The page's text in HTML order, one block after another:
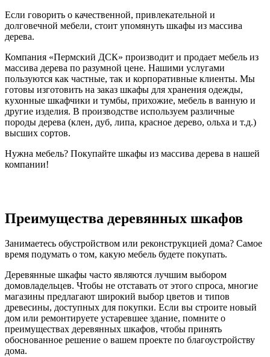
Если говорить о качественной, привлекательной и
долговечной мебели, стоит упомянуть шкафы из массива
дерева.
Компания «Пермский ДСК» производит и продает мебель из
массива дерева по разумной цене. Нашими услугами
пользуются как частные, так и корпоративные клиенты. Мы
готовы изготовить на заказ шкафы для хранения одежды,
кухонные шкафчики и тумбы, прихожие, мебель в ванную и
другие изделия. В производстве используем различные
породы дерева (клен, дуб, липа, красное дерево, ольха и т.д.)
высших сортов.
Нужна мебель? Покупайте шкафы из массива дерева в нашей
компании!
Преимущества деревянных шкафов
Занимаетесь обустройством или реконструкцией дома? Самое
время подумать о том, какую мебель будете покупать.
Деревянные шкафы часто являются лучшим выбором
домовладельцев. Чтобы не отставать от этого спроса, многие
магазины предлагают широкий выбор цветов и типов
древесины, доступных для покупки. Если вы строите новый
дом или ремонтируете устаревшее здание, помните о
преимуществах деревянных шкафов, чтобы принять
обоснованное решение о вашем проекте по благоустройству
дома.